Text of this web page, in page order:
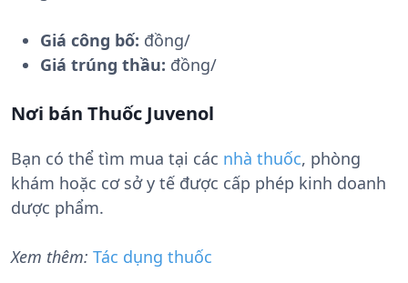
Giá công bố: đồng/
Giá trúng thầu: đồng/
Nơi bán Thuốc Juvenol
Bạn có thể tìm mua tại các nhà thuốc, phòng
khám hoặc cơ sở y tế được cấp phép kinh doanh
dược phẩm.
Xem thêm: Tác dụng thuốc